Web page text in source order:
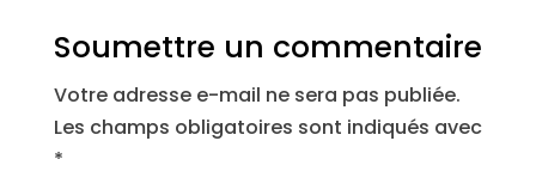
Soumettre un commentaire
Votre adresse e-mail ne sera pas publiée.
Les champs obligatoires sont indiqués avec
*